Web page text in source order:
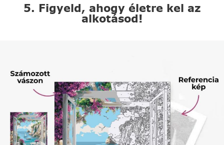
5. Figyeld, ahogy életre kel az
alkotásod!